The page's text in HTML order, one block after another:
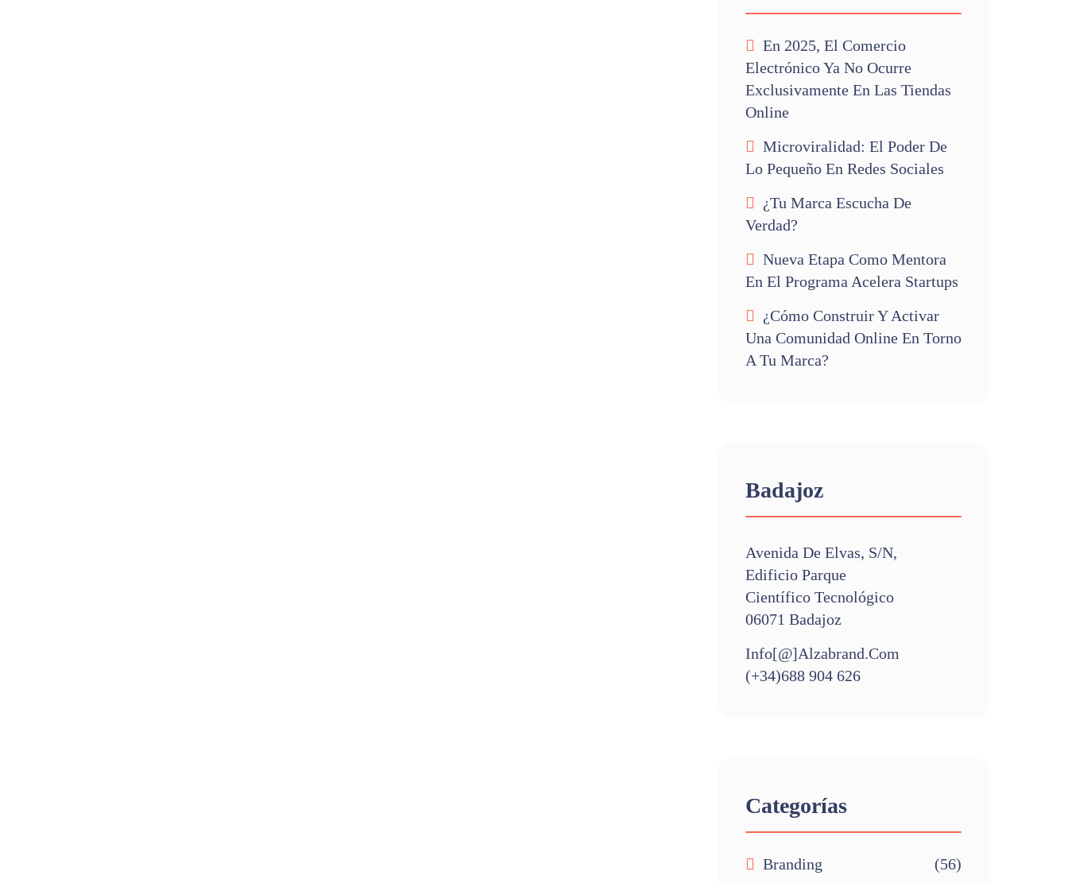
En 2025, El Comercio
Electrónico Ya No Ocurre
Exclusivamente En Las Tiendas
Online
Microviralidad: El Poder De
Lo Pequeño En Redes Sociales
¿Tu Marca Escucha De
Verdad?
Nueva Etapa Como Mentora
En El Programa Acelera Startups
¿Cómo Construir Y Activar
Una Comunidad Online En Torno
A Tu Marca?
Badajoz
Avenida De Elvas, S/n,
Edificio Parque
Científico Tecnológico
06071 Badajoz
Info[@]alzabrand.com
(+34)688 904 626
Categorías
Branding
(56)